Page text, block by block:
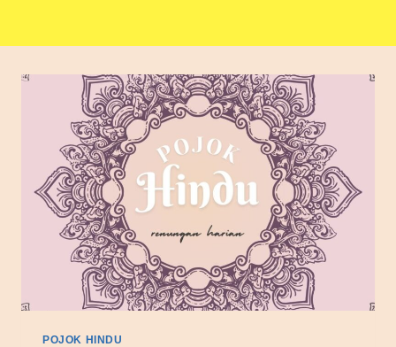
POJOK HINDU